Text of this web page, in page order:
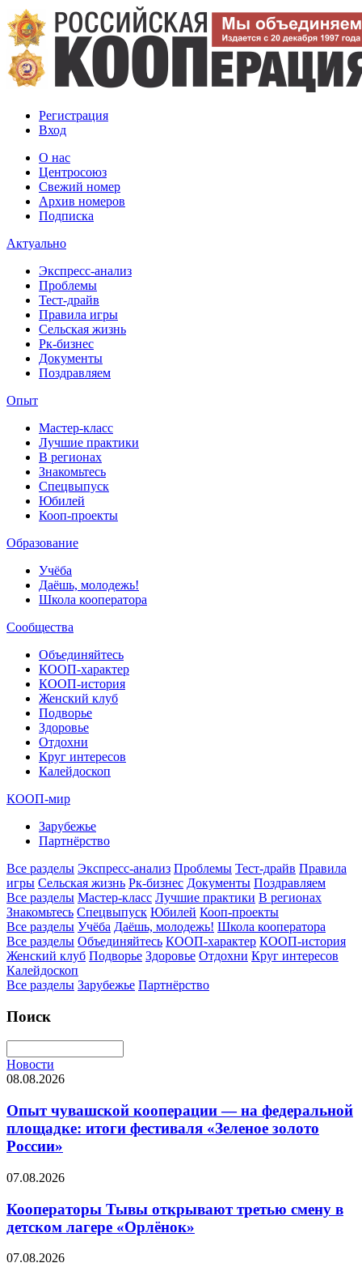
Регистрация
Вход
О нас
Центросоюз
Свежий номер
Архив номеров
Подписка
Актуально
Экспресс-анализ
Проблемы
Тест-драйв
Правила игры
Сельская жизнь
Рк-бизнес
Документы
Поздравляем
Опыт
Мастер-класс
Лучшие практики
В регионах
Знакомьтесь
Спецвыпуск
Юбилей
Кооп-проекты
Образование
Учёба
Даёшь, молодежь!
Школа кооператора
Сообщества
Объединяйтесь
КООП-характер
КООП-история
Женский клуб
Подворье
Здоровье
Отдохни
Круг интересов
Калейдоскоп
КООП-мир
Зарубежье
Партнёрство
Все разделы Экспресс-анализ Проблемы Тест-драйв Правила
игры Сельская жизнь Рк-бизнес Документы Поздравляем
Все разделы Мастер-класс Лучшие практики В регионах
Знакомьтесь Спецвыпуск Юбилей Кооп-проекты
Все разделы Учёба Даёшь, молодежь! Школа кооператора
Все разделы Объединяйтесь КООП-характер КООП-история
Женский клуб Подворье Здоровье Отдохни Круг интересов
Калейдоскоп
Все разделы Зарубежье Партнёрство
Поиск
Новости
08.08.2026
Опыт чувашской кооперации — на федеральной
площадке: итоги фестиваля «Зеленое золото
России»
07.08.2026
Кооператоры Тывы открывают третью смену в
детском лагере «Орлёнок»
07.08.2026